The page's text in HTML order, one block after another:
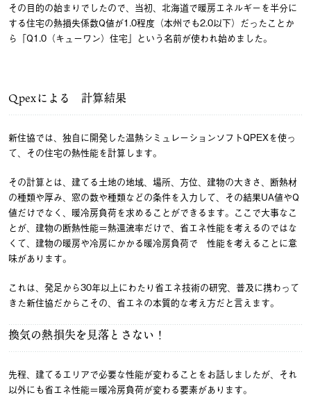
その目的の始まりでしたので、当初、北海道で暖房エネルギーを半分に
する住宅の熱損失係数Q値が1.0程度（本州でも2.0以下）だったことか
ら「Q1.0（キューワン）住宅」という名前が使われ始めました。
Qpexによる 計算結果
新住協では、独自に開発した温熱シミュレーションソフトQPEXを使っ
て、その住宅の熱性能を計算します。
その計算とは、建てる土地の地域、場所、方位、建物の大きさ、断熱材
の種類や厚み、窓の数や種類などの条件を入力して、その結果UA値やQ
値だけでなく、暖冷房負荷を求めることができるます。ここで大事なこ
とが、建物の断熱性能＝熱還流率だけで、省エネ性能を考えるのではな
くて、建物の暖房や冷房にかかる暖冷房負荷で 性能を考えることに意
味があります。
これは、発足から30年以上にわたり省エネ技術の研究、普及に携わって
きた新住協だからこその、省エネの本質的な考え方だと言えます。
換気の熱損失を見落とさない！
先程、建てるエリアで必要な性能が変わることをお話しましたが、それ
以外にも省エネ性能＝暖冷房負荷が変わる要素があります。